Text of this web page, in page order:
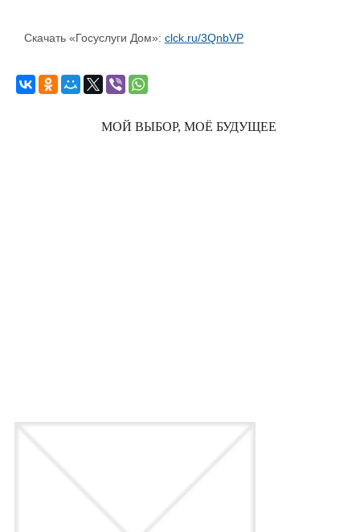
Скачать «Госуслуги Дом»: clck.ru/3QnbVP
МОЙ ВЫБОР, МОЁ БУДУЩЕЕ